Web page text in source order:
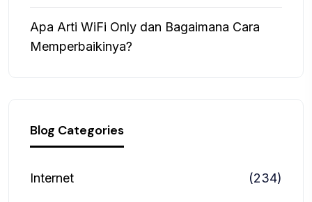
Apa Arti WiFi Only dan Bagaimana Cara
Memperbaikinya?
Blog Categories
Internet (234)